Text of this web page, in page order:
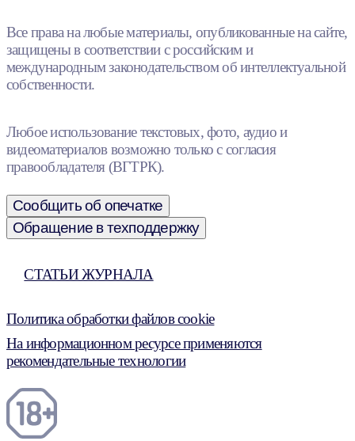
Все права на любые материалы, опубликованные на сайте,
защищены в соответствии с российским и
международным законодательством об интеллектуальной
собственности.
Любое использование текстовых, фото, аудио и
видеоматериалов возможно только с согласия
правообладателя (ВГТРК).
Сообщить об опечатке
Обращение в техподдержку
СТАТЬИ ЖУРНАЛА
Политика обработки файлов cookie
На информационном ресурсе применяются
рекомендательные технологии